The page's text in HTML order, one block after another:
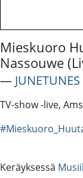
Mieskuoro
Nassouwe
― JUNETUNES
TV-show -live,
Keräyksessä